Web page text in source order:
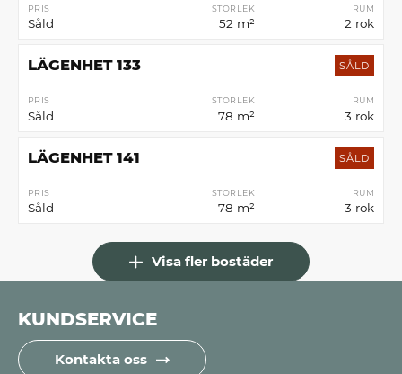
PRIS
Såld
STORLEK
52 m²
RUM
2 rok
LÄGENHET 133
PRIS
Såld
STORLEK
78 m²
RUM
3 rok
SÅLD
LÄGENHET 141
PRIS
Såld
STORLEK
78 m²
RUM
3 rok
SÅLD
Visa fler bostäder
KUNDSERVICE
Kontakta oss